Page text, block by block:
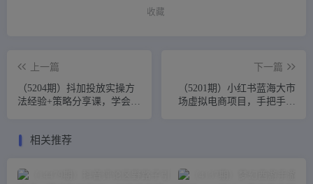
收藏
上一篇
（5204期）抖加投放实操方
法经验+策略分享课，学会数
下一篇
（5201期）小红书蓝海大市
场虚拟电商项目，手把手带
相关推荐